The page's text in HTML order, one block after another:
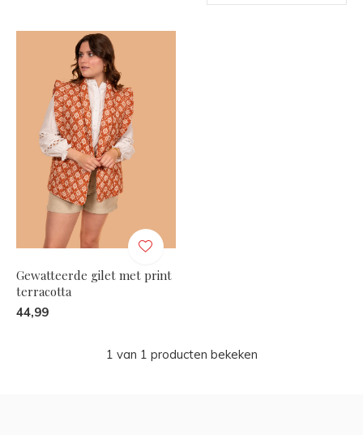
Gewatteerde gilet met print
terracotta
44,99
1 van 1 producten bekeken